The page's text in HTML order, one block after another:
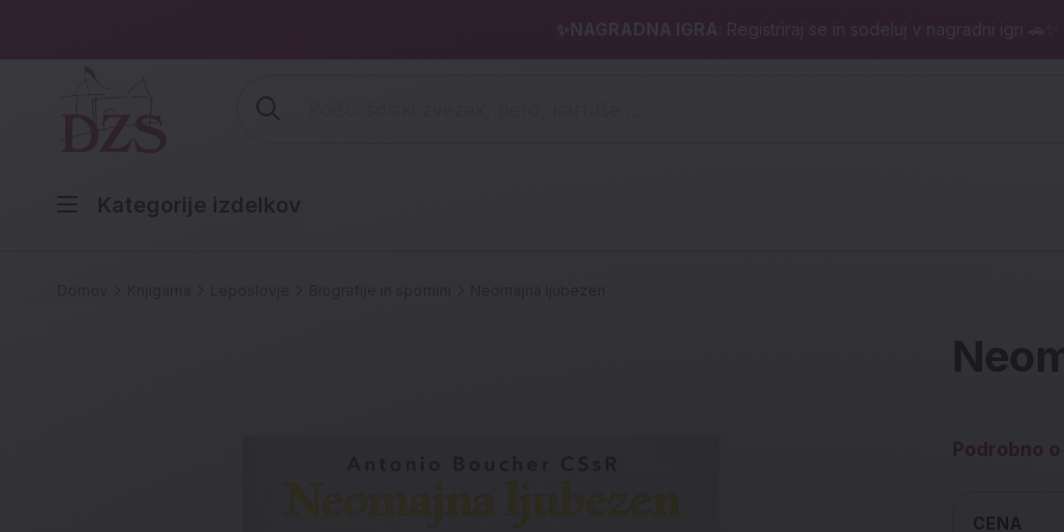
✨NAGRADNA IGRA : Registriraj se in sodeluj v nagradni igri 🚗✨
Kategorije izdelkov
Podrobno
CENA